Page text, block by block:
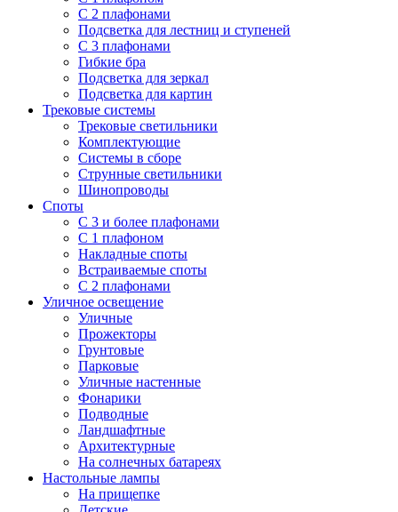
С 2 плафонами
Подсветка для лестниц и ступеней
С 3 плафонами
Гибкие бра
Подсветка для зеркал
Подсветка для картин
Трековые системы
Трековые светильники
Комплектующие
Системы в сборе
Струнные светильники
Шинопроводы
Споты
С 3 и более плафонами
С 1 плафоном
Накладные споты
Встраиваемые споты
С 2 плафонами
Уличное освещение
Уличные
Прожекторы
Грунтовые
Парковые
Уличные настенные
Фонарики
Подводные
Ландшафтные
Архитектурные
На солнечных батареях
Настольные лампы
На прищепке